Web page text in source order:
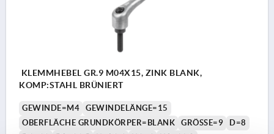
KLEMMHEBEL GR.9 M04X15, ZINK BLANK,
KOMP:STAHL BRÜNIERT
GEWINDE=M4
GEWINDELÄNGE=15
OBERFLÄCHE GRUNDKÖRPER=BLANK
GRÖSSE=9
D=8